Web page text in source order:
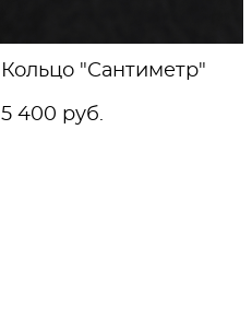
Кольцо "Сантиметр"
5 400 pуб.